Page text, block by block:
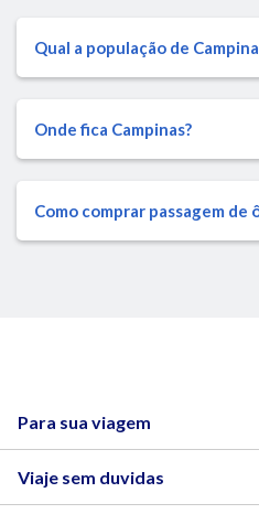
Qual a população de
Onde fica Campinas?
Como comprar passagem de
Para sua viagem
Viaje sem duvidas